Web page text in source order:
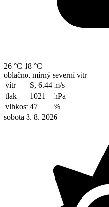
26 °C 18 °C
oblačno, mírný severní vítr
vítr
S, 6.44 m/s
tlak
1021
hPa
vlhkost 47
%
sobota 8. 8. 2026